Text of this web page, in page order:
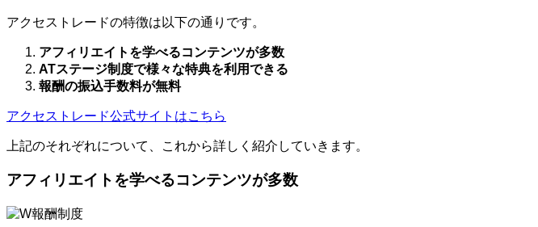
アクセストレードの特徴は以下の通りです。
アフィリエイトを学べるコンテンツが多数
ATステージ制度で様々な特典を利用できる
報酬の振込手数料が無料
アクセストレード公式サイトはこちら
上記のそれぞれについて、これから詳しく紹介していきます。
アフィリエイトを学べるコンテンツが多数